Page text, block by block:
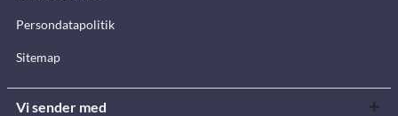
Persondatapolitik
Sitemap
Vi sender med